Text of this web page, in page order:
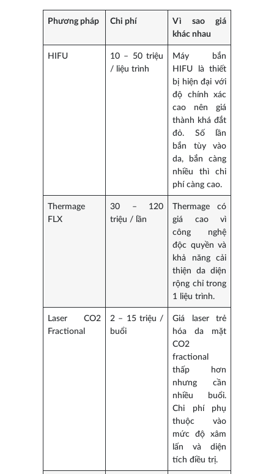
Phương pháp Chi phí
Vì sao giá
khác nhau
HIFU
10 – 50 triệu
/ liệu trình
Máy bắn
HIFU là thiết
bị hiện đại với
độ chính xác
cao nên giá
thành khá đắt
đỏ. Số lần
bắn tùy vào
da, bắn càng
nhiều thì chi
phí càng cao.
Thermage
FLX
30 – 120
triệu / lần
Thermage có
giá cao vì
công nghệ
độc quyền và
khả năng cải
thiện da diện
rộng chỉ trong
1 liệu trình.
Laser CO2
Fractional
2 – 15 triệu /
buổi
Giá laser trẻ
hóa da mặt
CO2
fractional
thấp hơn
nhưng cần
nhiều buổi.
Chi phí phụ
thuộc vào
mức độ xâm
lấn và diện
tích điều trị.